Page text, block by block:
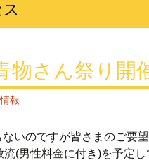
物さん祭り開
報
いのですが皆さまのご要
流(男性料金に付き)を予定